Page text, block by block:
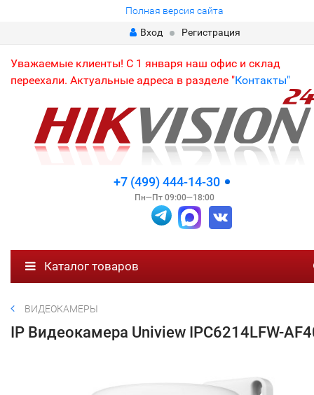
Полная версия сайта
Вход
Регистрация
Уважаемые клиенты! С 1 января наш офис и склад
переехали. Актуальные адреса в разделе "Контакты"
+7 (499) 444-14-30
Пн—Пт 09:00—18:00
Каталог товаров
ВИДЕОКАМЕРЫ
IP Видеокамера Uniview IPC6214LFW-